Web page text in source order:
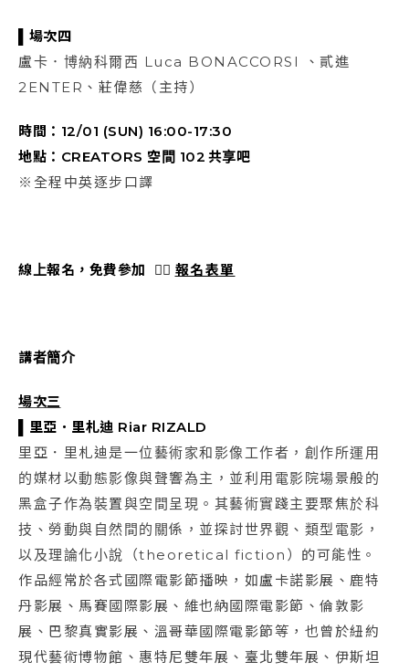
▌場次四
盧卡．博納科爾西 Luca BONACCORSI 、貳進
2ENTER、莊偉慈（主持）
時間：12/01 (SUN) 16:00-17:30
地點：CREATORS 空間 102 共享吧
※全程中英逐步口譯
線上報名，免費參加 👉🏻 報名表單
講者簡介
場次三
▌里亞．里札迪 Riar RIZALD
里亞．里札迪是一位藝術家和影像工作者，創作所運用
的媒材以動態影像與聲響為主，並利用電影院場景般的
黑盒子作為裝置與空間呈現。其藝術實踐主要聚焦於科
技、勞動與自然間的關係，並探討世界觀、類型電影，
以及理論化小說（theoretical fiction）的可能性。
作品經常於各式國際電影節播映，如盧卡諾影展、鹿特
丹影展、馬賽國際影展、維也納國際電影節、倫敦影
展、巴黎真實影展、溫哥華國際電影節等，也曾於紐約
現代藝術博物館、惠特尼雙年展、臺北雙年展、伊斯坦